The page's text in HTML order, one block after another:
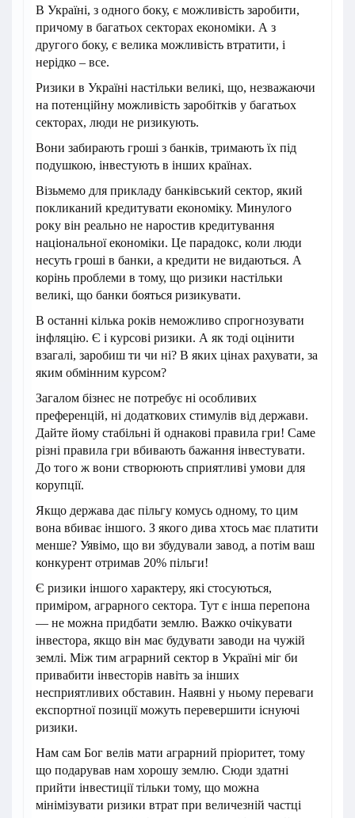
В Україні, з одного боку, є можливість заробити,
причому в багатьох секторах економіки. А з
другого боку, є велика можливість втратити, і
нерідко – все.
Ризики в Україні настільки великі, що, незважаючи
на потенційну можливість заробітків у багатьох
секторах, люди не ризикують.
Вони забирають гроші з банків, тримають їх під
подушкою, інвестують в інших країнах.
Візьмемо для прикладу банківський сектор, який
покликаний кредитувати економіку. Минулого
року він реально не наростив кредитування
національної економіки. Це парадокс, коли люди
несуть гроші в банки, а кредити не видаються. А
корінь проблеми в тому, що ризики настільки
великі, що банки бояться ризикувати.
В останні кілька років неможливо спрогнозувати
інфляцію. Є і курсові ризики. А як тоді оцінити
взагалі, заробиш ти чи ні? В яких цінах рахувати, за
яким обмінним курсом?
Загалом бізнес не потребує ні особливих
преференцій, ні додаткових стимулів від держави.
Дайте йому стабільні й однакові правила гри! Саме
різні правила гри вбивають бажання інвестувати.
До того ж вони створюють сприятливі умови для
корупції.
Якщо держава дає пільгу комусь одному, то цим
вона вбиває іншого. З якого дива хтось має платити
менше? Уявімо, що ви збудували завод, а потім ваш
конкурент отримав 20% пільги!
Є ризики іншого характеру, які стосуються,
приміром, аграрного сектора. Тут є інша перепона
— не можна придбати землю. Важко очікувати
інвестора, якщо він має будувати заводи на чужій
землі. Між тим аграрний сектор в Україні міг би
привабити інвесторів навіть за інших
несприятливих обставин. Наявні у ньому переваги
експортної позиції можуть перевершити існуючі
ризики.
Нам сам Бог велів мати аграрний пріоритет, тому
що подарував нам хорошу землю. Сюди здатні
прийти інвестиції тільки тому, що можна
мінімізувати ризики втрат при величезній частці